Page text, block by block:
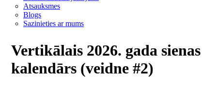
Atsauksmes
Blogs
Sazinieties ar mums
Vertikālais 2026. gada sienas
kalendārs (veidne #2)